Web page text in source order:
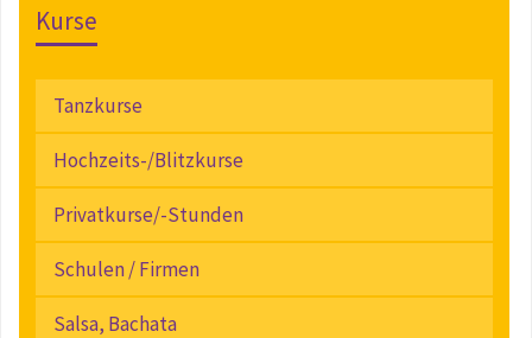
Kurse
Tanzkurse
Hochzeits-/Blitzkurse
Privatkurse/-Stunden
Schulen / Firmen
Salsa, Bachata